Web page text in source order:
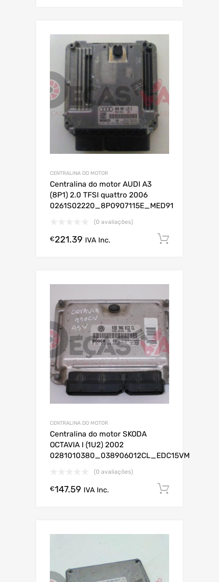
CENTRALINA DO MOTOR
Centralina do motor AUDI A3
(8P1) 2.0 TFSI quattro 2006
0261S02220_8P0907115E_MED91
(0 avaliações)
€221.39 IVA Inc.
CENTRALINA DO MOTOR
Centralina do motor SKODA
OCTAVIA I (1U2) 2002
0281010380_038906012CL_EDC15VM
(0 avaliações)
€147.59 IVA Inc.